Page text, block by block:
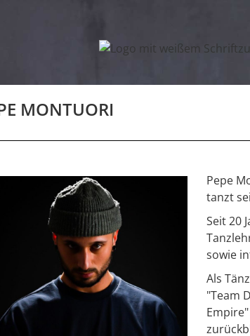
MONTUORI
Pepe
tanzt
Seit 20
sowie
Als
"Team